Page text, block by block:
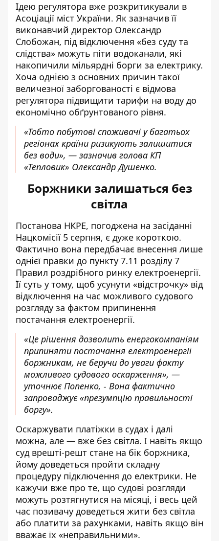
Ідею регулятора вже розкритикували в
Асоціації міст України. Як зазначив її
виконавчий директор Олександр
Слобожан, під відключення «без суду та
слідства» можуть піти водоканали, які
накопичили мільярдні борги за електрику.
Хоча однією з основних причин такої
величезної заборгованості є відмова
регулятора підвищити тарифи на воду до
економічно обґрунтованого рівня.
«Тобто побутові споживачі у багатьох
регіонах країни ризикують залишитися
без води», — зазначив голова КП
«Тепловик» Олександр Душенко.
Боржники залишаться без
світла
Постанова НКРЕ, погоджена на засіданні
Нацкомісії 5 серпня, є дуже короткою.
Фактично вона передбачає внесення лише
однієї правки до пункту 7.11 розділу 7
Правил роздрібного ринку електроенергії.
Її суть у тому, щоб усунути «відстрочку» від
відключення на час можливого судового
розгляду за фактом припинення
постачання електроенергії.
«Це рішення дозволить енергокомпаніям
припиняти постачання електроенергії
боржникам, не беручи до уваги факту
можливого судового оскарження», —
уточнює Попенко, - Вона фактично
запроваджує «презумпцію правильності
боргу».
Оскаржувати платіжки в судах і далі
можна, але — вже без світла. І навіть якщо
суд врешті-решт стане на бік боржника,
йому доведеться пройти складну
процедуру підключення до електрики. Не
кажучи вже про те, що судові розгляди
можуть розтягнутися на місяці, і весь цей
час позивачу доведеться жити без світла
або платити за рахунками, навіть якщо він
вважає їх «неправильними».